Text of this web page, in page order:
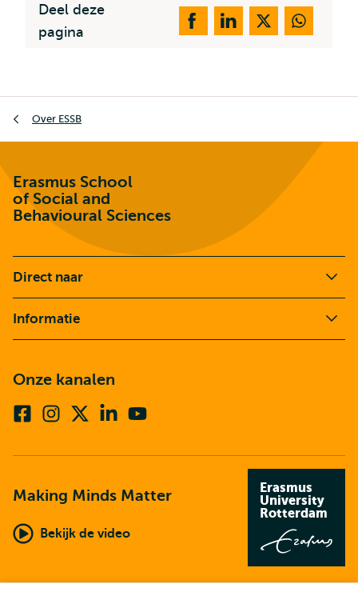
Deel deze
pagina
Over ESSB
Erasmus School
of Social and
Behavioural Sciences
Direct naar
Informatie
Onze kanalen
FacebookInstagram
twitter)
Linkedin
Making Minds Matter
Bekijk de video
Erasmus
University
Rotterdam